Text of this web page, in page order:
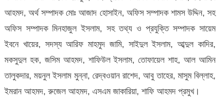
আহমদ, অর্থ সম্পাদক মোঃ আজাদ হোসাইন, অফিস সম্পাদক শামস উদ্দিন, সহ
অফিস সম্পাদক মিনহাজুল ইসলাম, সহ তথ্য ও প্রযুক্তি সম্পাদক সায়েম
ইবনে খায়ের, সদস্য আরিফ মাহমুদ জামি, সাইদুল ইসলাম, আব্দুল কাদির,
মকসুদুল হক, জসিম আহমদ, শাফিউল ইসলাম, তোফায়েল শাহ, আল আমিন
তালুকদার, ময়নুল ইসলাম মুন্না, রেদ্বওয়ান রাশেদ, আবু তাহের, মাসুম বিল্লাহ,
ইমরান আহমদ, রুজেল আহমদ, এসএম জাকারিয়া, শাফি আহমদ প্রমুখ।